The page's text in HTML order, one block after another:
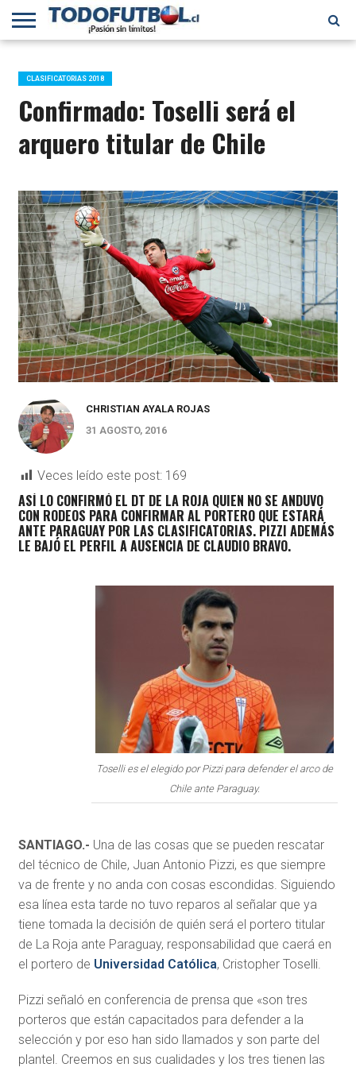
PRIMERA
B
SELECCIÓN
CHILENA
CHILENOS
EN EL
MUNDO
FÚTBOL
INTERNACIONAL
CLASIFICATORIAS 2018
Confirmado: Toselli será el
arquero titular de Chile
CHRISTIAN AYALA ROJAS
31 AGOSTO, 2016
Veces leído este post: 169
ASÍ LO CONFIRMÓ EL DT DE LA ROJA QUIEN NO SE ANDUVO
CON RODEOS PARA CONFIRMAR AL PORTERO QUE ESTARÁ
ANTE PARAGUAY POR LAS CLASIFICATORIAS. PIZZI ADEMÁS
LE BAJÓ EL PERFIL A AUSENCIA DE CLAUDIO BRAVO.
Toselli es el elegido por Pizzi para defender el arco de
Chile ante Paraguay.
SANTIAGO.- Una de las cosas que se pueden rescatar
del técnico de Chile, Juan Antonio Pizzi, es que siempre
va de frente y no anda con cosas escondidas. Siguiendo
esa línea esta tarde no tuvo reparos al señalar que ya
tiene tomada la decisión de quién será el portero titular
de La Roja ante Paraguay, responsabilidad que caerá en
el portero de Universidad Católica, Cristopher Toselli.
Pizzi señaló en conferencia de prensa que «son tres
porteros que están capacitados para defender a la
selección y por eso han sido llamados y son parte del
plantel. Creemos en sus cualidades y los tres tienen las